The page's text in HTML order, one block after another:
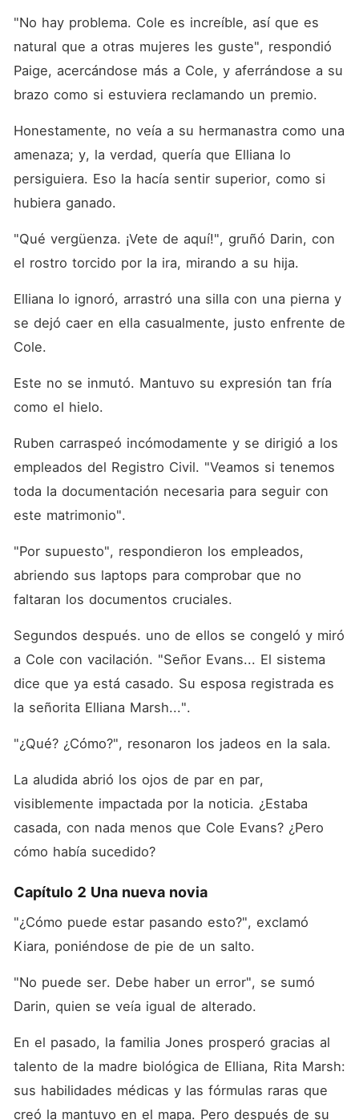
"No hay problema. Cole es increíble, así que es
natural que a otras mujeres les guste", respondió
Paige, acercándose más a Cole, y aferrándose a su
brazo como si estuviera reclamando un premio.
Honestamente, no veía a su hermanastra como una
amenaza; y, la verdad, quería que Elliana lo
persiguiera. Eso la hacía sentir superior, como si
hubiera ganado.
"Qué vergüenza. ¡Vete de aquí!", gruñó Darin, con
el rostro torcido por la ira, mirando a su hija.
Elliana lo ignoró, arrastró una silla con una pierna y
se dejó caer en ella casualmente, justo enfrente de
Cole.
Este no se inmutó. Mantuvo su expresión tan fría
como el hielo.
Ruben carraspeó incómodamente y se dirigió a los
empleados del Registro Civil. "Veamos si tenemos
toda la documentación necesaria para seguir con
este matrimonio".
"Por supuesto", respondieron los empleados,
abriendo sus laptops para comprobar que no
faltaran los documentos cruciales.
Segundos después. uno de ellos se congeló y miró
a Cole con vacilación. "Señor Evans... El sistema
dice que ya está casado. Su esposa registrada es
la señorita Elliana Marsh...".
"¿Qué? ¿Cómo?", resonaron los jadeos en la sala.
La aludida abrió los ojos de par en par,
visiblemente impactada por la noticia. ¿Estaba
casada, con nada menos que Cole Evans? ¿Pero
cómo había sucedido?
Capítulo 2 Una nueva novia
"¿Cómo puede estar pasando esto?", exclamó
Kiara, poniéndose de pie de un salto.
"No puede ser. Debe haber un error", se sumó
Darin, quien se veía igual de alterado.
En el pasado, la familia Jones prosperó gracias al
talento de la madre biológica de Elliana, Rita Marsh:
sus habilidades médicas y las fórmulas raras que
creó la mantuvo en el mapa. Pero después de su